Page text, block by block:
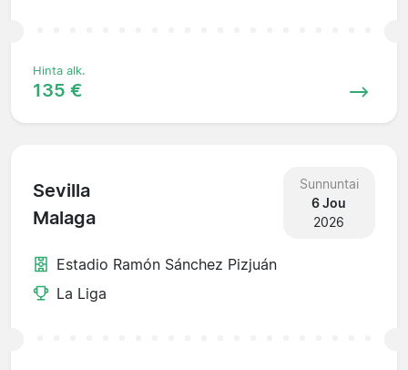
Hinta alk.
135 €
Sevilla
Malaga
Sunnuntai
6 Jou
2026
Estadio Ramón Sánchez Pizjuán
La Liga